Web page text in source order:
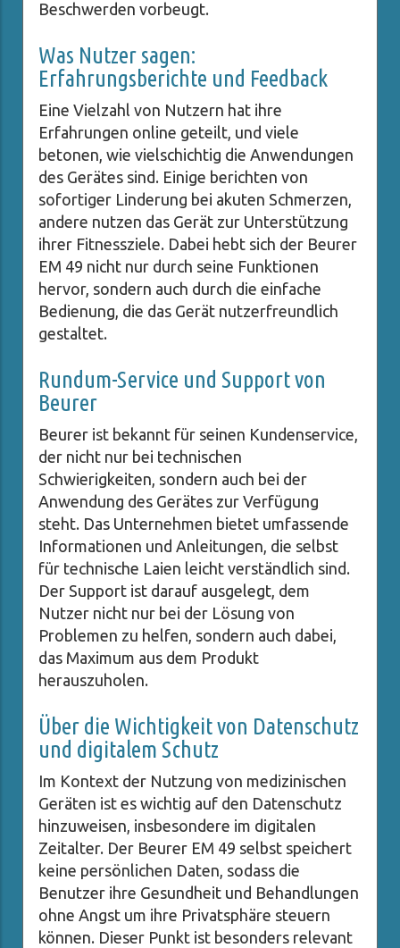
Beschwerden vorbeugt.
Was Nutzer sagen:
Erfahrungsberichte und Feedback
Eine Vielzahl von Nutzern hat ihre
Erfahrungen online geteilt, und viele
betonen, wie vielschichtig die Anwendungen
des Gerätes sind. Einige berichten von
sofortiger Linderung bei akuten Schmerzen,
andere nutzen das Gerät zur Unterstützung
ihrer Fitnessziele. Dabei hebt sich der Beurer
EM 49 nicht nur durch seine Funktionen
hervor, sondern auch durch die einfache
Bedienung, die das Gerät nutzerfreundlich
gestaltet.
Rundum-Service und Support von
Beurer
Beurer ist bekannt für seinen Kundenservice,
der nicht nur bei technischen
Schwierigkeiten, sondern auch bei der
Anwendung des Gerätes zur Verfügung
steht. Das Unternehmen bietet umfassende
Informationen und Anleitungen, die selbst
für technische Laien leicht verständlich sind.
Der Support ist darauf ausgelegt, dem
Nutzer nicht nur bei der Lösung von
Problemen zu helfen, sondern auch dabei,
das Maximum aus dem Produkt
herauszuholen.
Über die Wichtigkeit von Datenschutz
und digitalem Schutz
Im Kontext der Nutzung von medizinischen
Geräten ist es wichtig auf den Datenschutz
hinzuweisen, insbesondere im digitalen
Zeitalter. Der Beurer EM 49 selbst speichert
keine persönlichen Daten, sodass die
Benutzer ihre Gesundheit und Behandlungen
ohne Angst um ihre Privatsphäre steuern
können. Dieser Punkt ist besonders relevant